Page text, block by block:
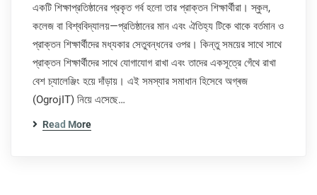
একটি শিক্ষাপ্রতিষ্ঠানের প্রকৃত গর্ব হলো তার প্রাক্তন শিক্ষার্থীরা। স্কুল,
কলেজ বা বিশ্ববিদ্যালয়—প্রতিষ্ঠানের মান এবং ঐতিহ্য টিকে থাকে বর্তমান ও
প্রাক্তন শিক্ষার্থীদের মধ্যকার সেতুবন্ধনের ওপর। কিন্তু সময়ের সাথে সাথে
প্রাক্তন শিক্ষার্থীদের সাথে যোগাযোগ রাখা এবং তাদের একসূত্রে গেঁথে রাখা
বেশ চ্যালেঞ্জিং হয়ে দাঁড়ায়। এই সমস্যার সমাধান হিসেবে অগ্ৰজ
(OgrojIT) নিয়ে এসেছে…
Read More